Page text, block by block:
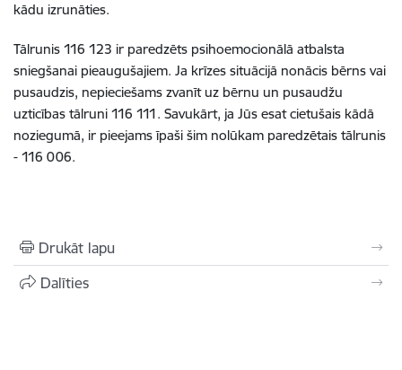
kādu izrunāties.
Tālrunis 116 123 ir paredzēts psihoemocionālā atbalsta
sniegšanai pieaugušajiem. Ja krīzes situācijā nonācis bērns vai
pusaudzis, nepieciešams zvanīt uz bērnu un pusaudžu
uzticības tālruni 116 111. Savukārt, ja Jūs esat cietušais kādā
noziegumā, ir pieejams īpaši šim nolūkam paredzētais tālrunis
- 116 006.
Drukāt lapu
Dalīties